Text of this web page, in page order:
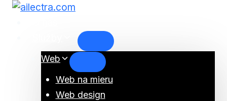
Skip
Web
Web na mieru
Web design